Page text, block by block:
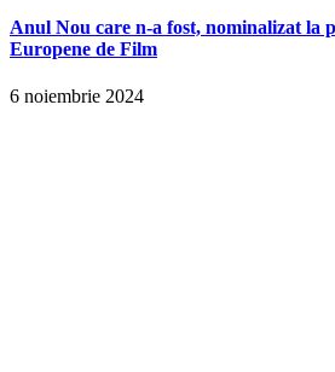
Anul Nou care n-a fost, nominalizat la
Europene de Film
6 noiembrie 2024